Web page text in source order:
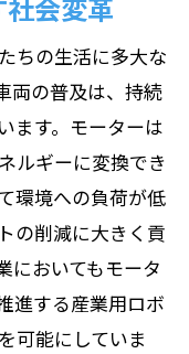
ちの生活に多大な
両の普及は、持続
ます。モーターは
ルギーに変換でき
環境への負荷が低
の削減に大きく貢
においてもモータ
進する産業用ロボ
可能にしていま